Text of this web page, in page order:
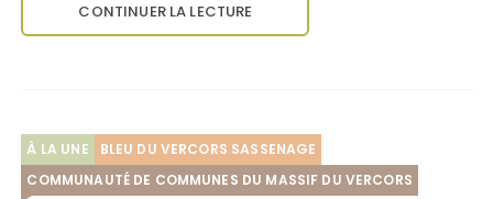
CONTINUER LA LECTURE
À LA UNE
BLEU DU VERCORS SASSENAGE
COMMUNAUTÉ DE COMMUNES DU MASSIF DU VERCORS